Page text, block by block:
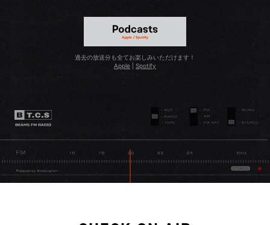
過去の放送分も全てお楽しみいただけます！
Apple
Spotify